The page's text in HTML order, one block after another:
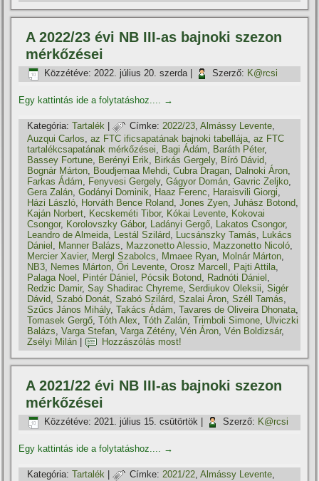
A 2022/23 évi NB III-as bajnoki szezon
mérkőzései
Közzétéve: 2022. július 20. szerda| Szerző: K@rcsi
Egy kattintás ide a folytatáshoz.... →
Kategória: Tartalék | Címke: 2022/23,Almássy Levente,
Auzqui Carlos,az FTC ificsapatának bajnoki tabellája,az FTC
tartalékcsapatának mérkőzései, Bagi Ádám, Baráth Péter,
Bassey Fortune, Berényi Erik, Birkás Gergely, Bíró Dávid,
Bognár Márton, Boudjemaa Mehdi,Cubra Dragan, Dalnoki Áron,
Farkas Ádám, Fenyvesi Gergely,Gágyor Domán,Gavric Zeljko,
Gera Zalán,Godányi Dominik, Haaz Ferenc, Haraisvili Giorgi,
Házi László, Horváth Bence Roland,Jones Zyen,Juhász Botond,
Kaján Norbert, Kecskeméti Tibor, Kókai Levente, Kokovai
Csongor, Korolovszky Gábor, Ladányi Gergő, Lakatos Csongor,
Leandro de Almeida, Lestál Szilárd, Lucsánszky Tamás, Lukács
Dániel , Manner Balázs, Mazzonetto Alessio, Mazzonetto Nicoló,
Mercier Xavier, Mergl Szabolcs, Mmaee Ryan, Molnár Márton,
NB3, Nemes Márton,Őri Levente,Orosz Marcell , Pajti Attila,
Palaga Noel , Pintér Dániel , Pócsik Botond, Radnóti Dániel ,
Redzic Damir,Say Shadirac Chyreme,Serdiukov Oleksii,Sigér
Dávid,Szabó Donát,Szabó Szilárd,Szalai Áron,Széll Tamás,
Szűcs János Mihály,Takács Ádám,Tavares de Oliveira Dhonata,
Tomasek Gergő,Tóth Alex,Tóth Zalán,Trimboli Simone, Ulviczki
Balázs,Varga Stefan,Varga Zétény,Vén Áron,Vén Boldizsár,
Zsélyi Milán
Hozzászólás most!
A 2021/22 évi NB III-as bajnoki szezon
mérkőzései
Közzétéve: 2021. július 15. csütörtök Szerző: K@rcsi
Egy kattintás ide a folytatáshoz.... →
Kategória: Tartalék | Címke: 2021/22,Almássy Levente,